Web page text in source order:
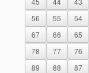
54
55
56
65
66
67
76
77
78
87
88
89